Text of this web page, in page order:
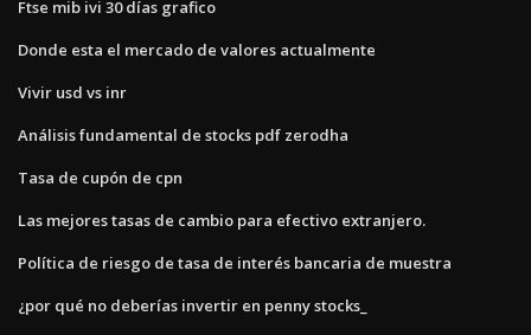
Ftse mib ivi 30 días grafico
Donde esta el mercado de valores actualmente
Vivir usd vs inr
Análisis fundamental de stocks pdf zerodha
Tasa de cupón de cpn
Las mejores tasas de cambio para efectivo extranjero.
Política de riesgo de tasa de interés bancaria de muestra
¿por qué no deberías invertir en penny stocks_